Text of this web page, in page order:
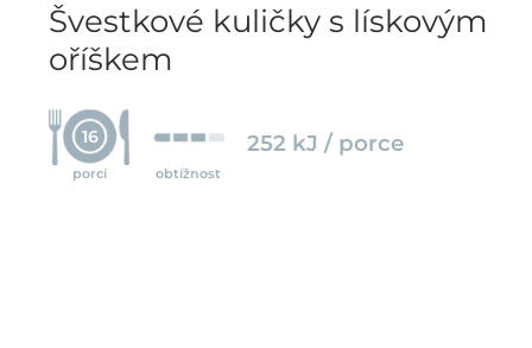
Švestkové kuličky s lískovým
oříškem
16
porcí obtížnost
252 kJ / porce